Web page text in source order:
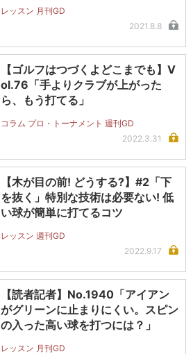
レッスン 月刊GD
2021.8.8
【ゴルフはつづくよどこまでも】V
ol.76「手よりクラブが上がった
ら、もう打てる」
コラム プロ・トーナメント 週刊GD
2022.3.31
【木が目の前! どうする?】#2「下
を抜く」特別な技術は必要ない! 低
い球が簡単に打てるコツ
レッスン 週刊GD
2022.9.17
【読者記者】No.1940「アイアン
がグリーンに止まりにくい。スピン
の入った高い球を打つには？」
レッスン 月刊GD